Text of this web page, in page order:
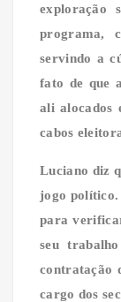
exploração
programa,
servindo a
fato de que
ali alocados
cabos
Luciano diz
jogo político.
para
seu
contratação
cargo dos